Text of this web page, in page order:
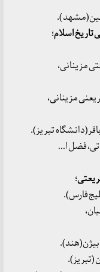
).
اسلام؛
مزینانی،
مزینانی،
تبریز).
فضل ا…
؛
فارس).
بیژن(هند).
(تبریز).